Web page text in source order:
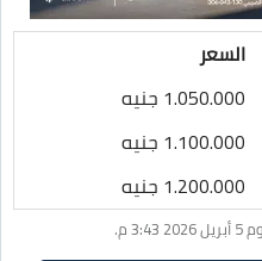
السعر
1.050.000 جنيه
1.100.000 جنيه
1.200.000 جنيه
م.